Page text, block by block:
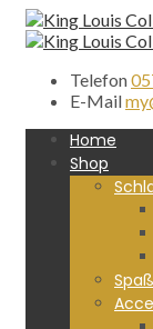
Telefon
E-Mail
Home
Shop